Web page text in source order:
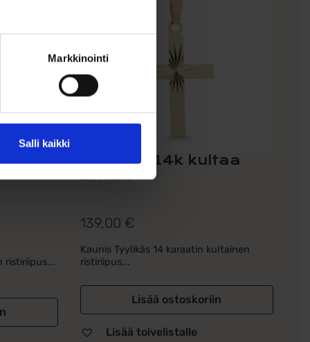
Markkinointi
Salli kaikki
ristiriipus...
Rippiristi 14k kultaa
17mm
139,00 €
Kaunis Tyylikäs 14 karaatin kultainen
ristiriipus...
Lisää ostoskoriin
Lisää toivelistalle